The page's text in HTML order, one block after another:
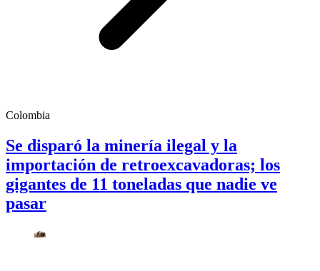
Colombia
Se disparó la minería ilegal y la
importación de retroexcavadoras; los
gigantes de 11 toneladas que nadie ve
pasar